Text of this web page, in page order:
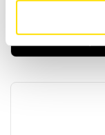
Provkabel